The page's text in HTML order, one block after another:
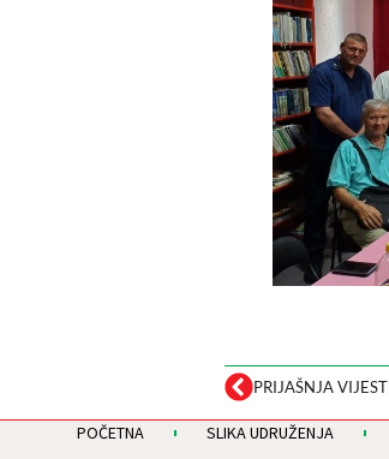
PRIJAŠNJA VIJEST
POČETNA SLIKA UDRUŽENJA